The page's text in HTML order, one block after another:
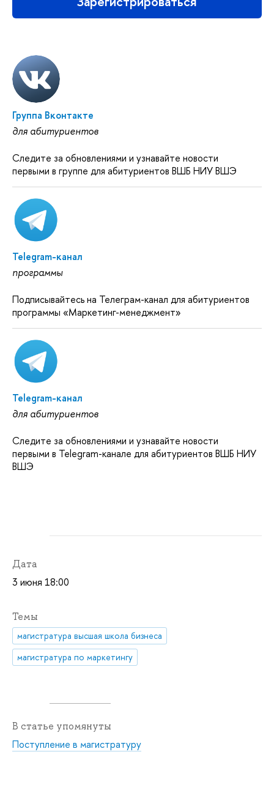
Группа Вконтакте
для абитуриентов
Следите за обновлениями и узнавайте новости
первыми в группе для абитуриентов ВШБ НИУ ВШЭ
Telegram-канал
программы
Подписывайтесь на Телеграм-канал для абитуриентов
программы «Маркетинг-менеджмент»
Telegram-канал
для абитуриентов
Следите за обновлениями и узнавайте новости
первыми в Telegram-канале для абитуриентов ВШБ НИУ
ВШЭ
Дата
3 июня 18:00
Темы
магистратура высшая школа бизнеса
магистратура по маркетингу
В статье упомянуты
Поступление в магистратуру